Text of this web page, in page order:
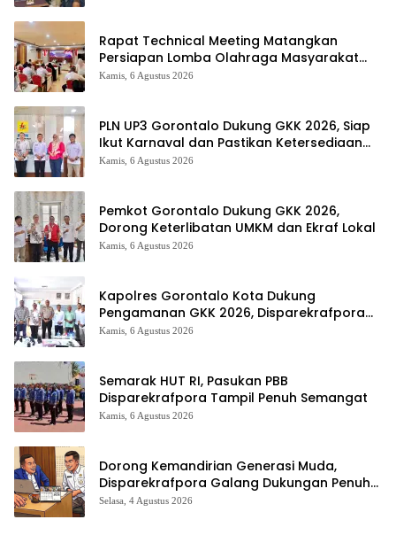
Rapat Technical Meeting Matangkan
Persiapan Lomba Olahraga Masyarakat
Tingkat Provinsi Gorontalo
Kamis, 6 Agustus 2026
PLN UP3 Gorontalo Dukung GKK 2026, Siap
Ikut Karnaval dan Pastikan Ketersediaan
Listrik
Kamis, 6 Agustus 2026
Pemkot Gorontalo Dukung GKK 2026,
Dorong Keterlibatan UMKM dan Ekraf Lokal
Kamis, 6 Agustus 2026
Kapolres Gorontalo Kota Dukung
Pengamanan GKK 2026, Disparekrafpora
Perkuat Sinergi Lintas Sektor
Kamis, 6 Agustus 2026
Semarak HUT RI, Pasukan PBB
Disparekrafpora Tampil Penuh Semangat
Kamis, 6 Agustus 2026
Dorong Kemandirian Generasi Muda,
Disparekrafpora Galang Dukungan Penuh
Para Aleg Deprov
Selasa, 4 Agustus 2026